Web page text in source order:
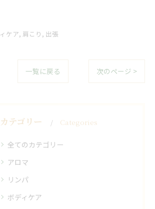
ケア 肩こり 出張
一覧に戻る 次のページ >
カテゴリー Categories
全てのカテゴリー
アロマ
リンパ
ボディケア